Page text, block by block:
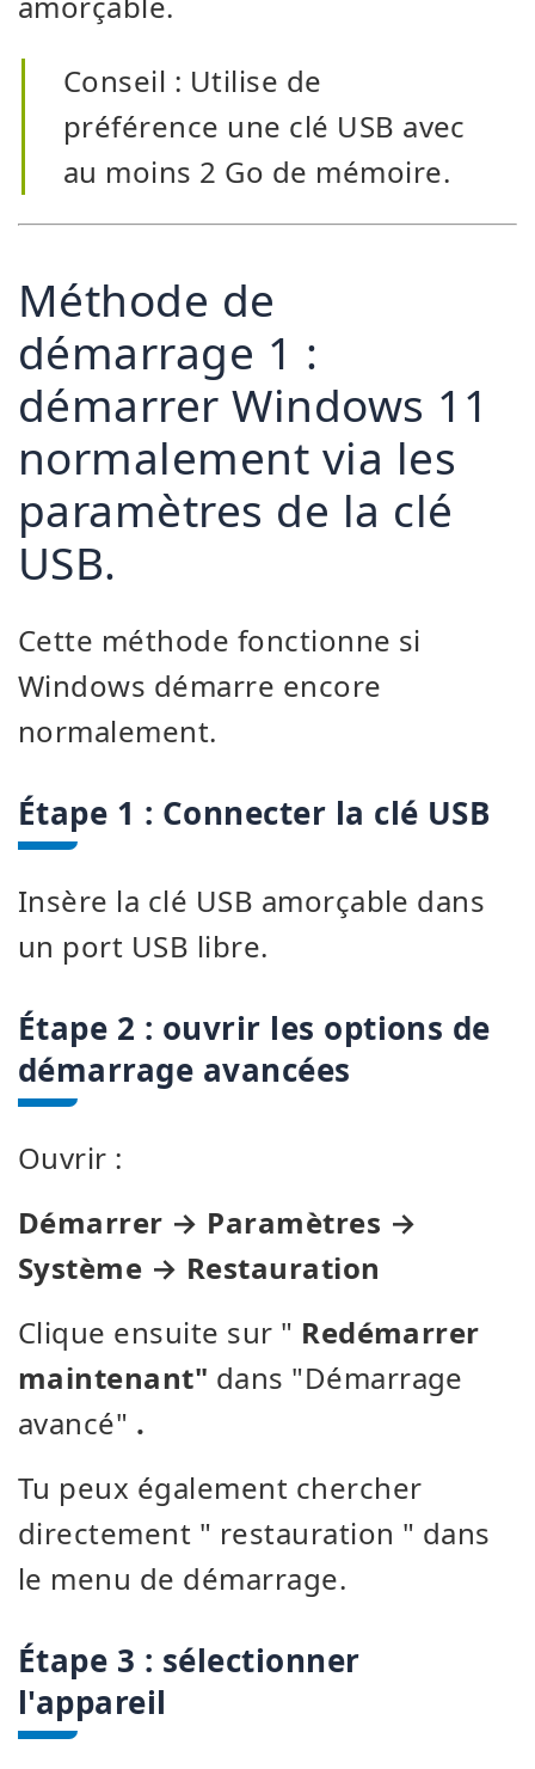
Conseil : Utilise de
préférence une clé USB avec
au moins 2 Go de mémoire.
Méthode de
démarrage 1 :
démarrer Windows 11
normalement via les
paramètres de la clé
USB.
Cette méthode fonctionne si
Windows démarre encore
normalement.
Étape 1 : Connecter la clé USB
Insère la clé USB amorçable dans
un port USB libre.
Étape 2 : ouvrir les options de
démarrage avancées
Ouvrir :
Démarrer → Paramètres →
Système → Restauration
Clique ensuite sur " Redémarrer
maintenant" dans "Démarrage
avancé" .
Tu peux également chercher
directement " restauration " dans
le menu de démarrage.
Étape 3 : sélectionner
l'appareil